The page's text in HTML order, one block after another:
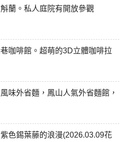
蘭。私人庭院有開放參觀
咖啡館。超萌的3D立體咖啡拉
味外省麵，鳳山人氣外省麵館，
色錫葉藤的浪漫(2026.03.09花